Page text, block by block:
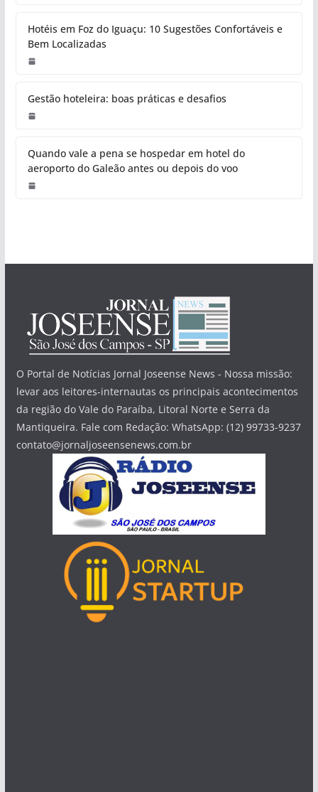
Hotéis em Foz do Iguaçu: 10 Sugestões Confortáveis e
Bem Localizadas
Gestão hoteleira: boas práticas e desafios
Quando vale a pena se hospedar em hotel do
aeroporto do Galeão antes ou depois do voo
O Portal de Notícias Jornal Joseense News - Nossa missão:
levar aos leitores-internautas os principais acontecimentos
da região do Vale do Paraíba, Litoral Norte e Serra da
Mantiqueira. Fale com Redação: WhatsApp: (12) 99733-9237
contato@jornaljoseensenews.com.br